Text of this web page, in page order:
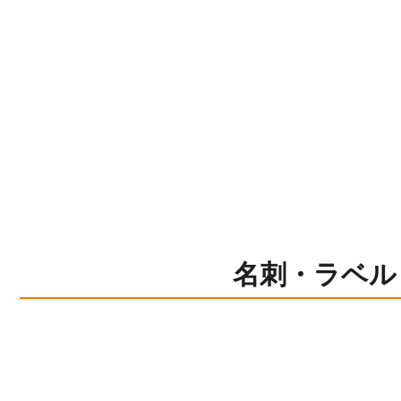
名刺・ラベ